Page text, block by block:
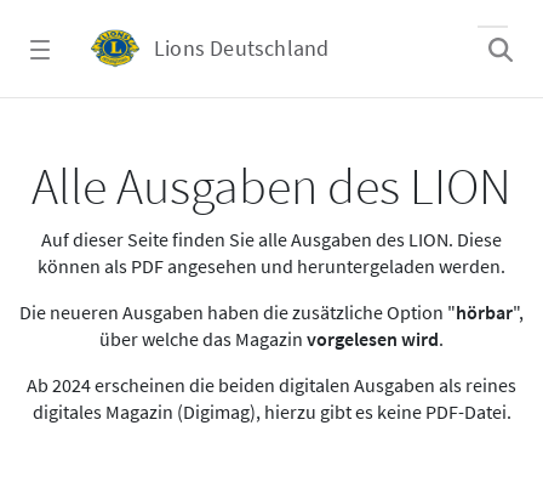
Lions Deutschland
Alle Ausgaben des LION
Auf dieser Seite finden Sie alle Ausgaben des LION. Diese
können als PDF angesehen und heruntergeladen werden.
Die neueren Ausgaben haben die zusätzliche Option "hörbar",
über welche das Magazin vorgelesen wird.
Ab 2024 erscheinen die beiden digitalen Ausgaben als reines
digitales Magazin (Digimag), hierzu gibt es keine PDF-Datei.